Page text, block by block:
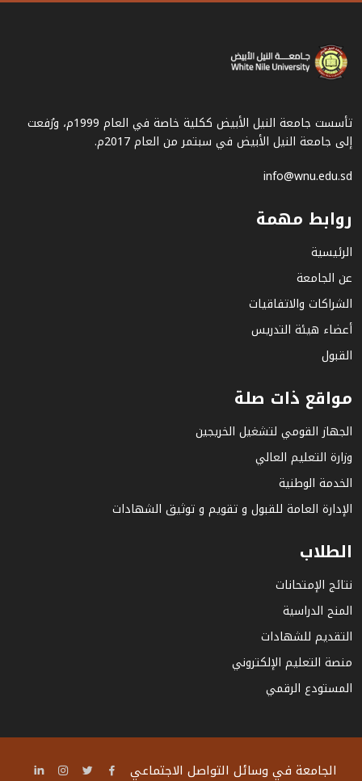
تأسست جامعة النيل الأبيض ككلية خاصة في العام 1999م، ورُفعت
إلى جامعة النيل الأبيض في سبتمر من العام 2017م.
info@wnu.edu.sd
روابط مهمة
الرئيسية
عن الجامعة
الشراكات والاتفاقيات
أعضاء هيئة التدريس
القبول
مواقع ذات صلة
الجهاز القومي لتشغيل الخريجين
وزارة التعليم العالي
الخدمة الوطنية
الإدارة العامة للقبول و تقويم و توثيق الشهادات
الطلاب
نتائج الإمتحانات
المنح الدراسية
التقديم للشهادات
منصة التعليم الإلكتروني
المستودع الرقمي
الجامعة في وسائل التواصل الاجتماعي